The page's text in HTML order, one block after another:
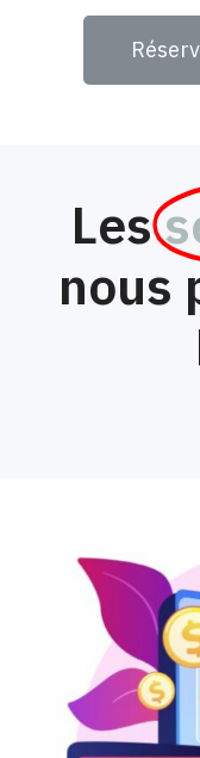
Les
nous